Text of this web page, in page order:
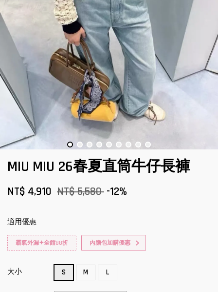
MIU MIU 26春夏直筒牛仔長褲
NT$ 4,910 NT$ 5,580 -12%
適用優惠
霸氣外漏✦全館88折 內膽包加購優惠
大小 S M L